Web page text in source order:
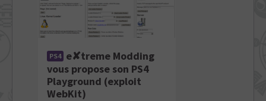
PS4 e✘treme Modding
vous propose son PS4
Playground (exploit
WebKit)